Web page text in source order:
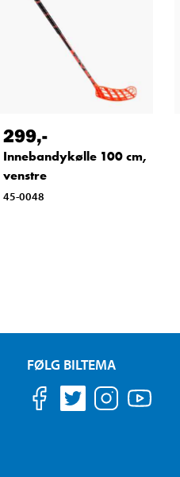
299,-
Innebandykølle 100 cm,
venstre
45-0048
FØLG BILTEMA